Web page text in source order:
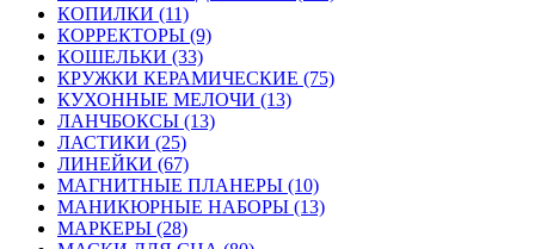
КОПИЛКИ (11)
КОРРЕКТОРЫ (9)
КОШЕЛЬКИ (33)
КРУЖКИ КЕРАМИЧЕСКИЕ (75)
КУХОННЫЕ МЕЛОЧИ (13)
ЛАНЧБОКСЫ (13)
ЛАСТИКИ (25)
ЛИНЕЙКИ (67)
МАГНИТНЫЕ ПЛАНЕРЫ (10)
МАНИКЮРНЫЕ НАБОРЫ (13)
МАРКЕРЫ (28)